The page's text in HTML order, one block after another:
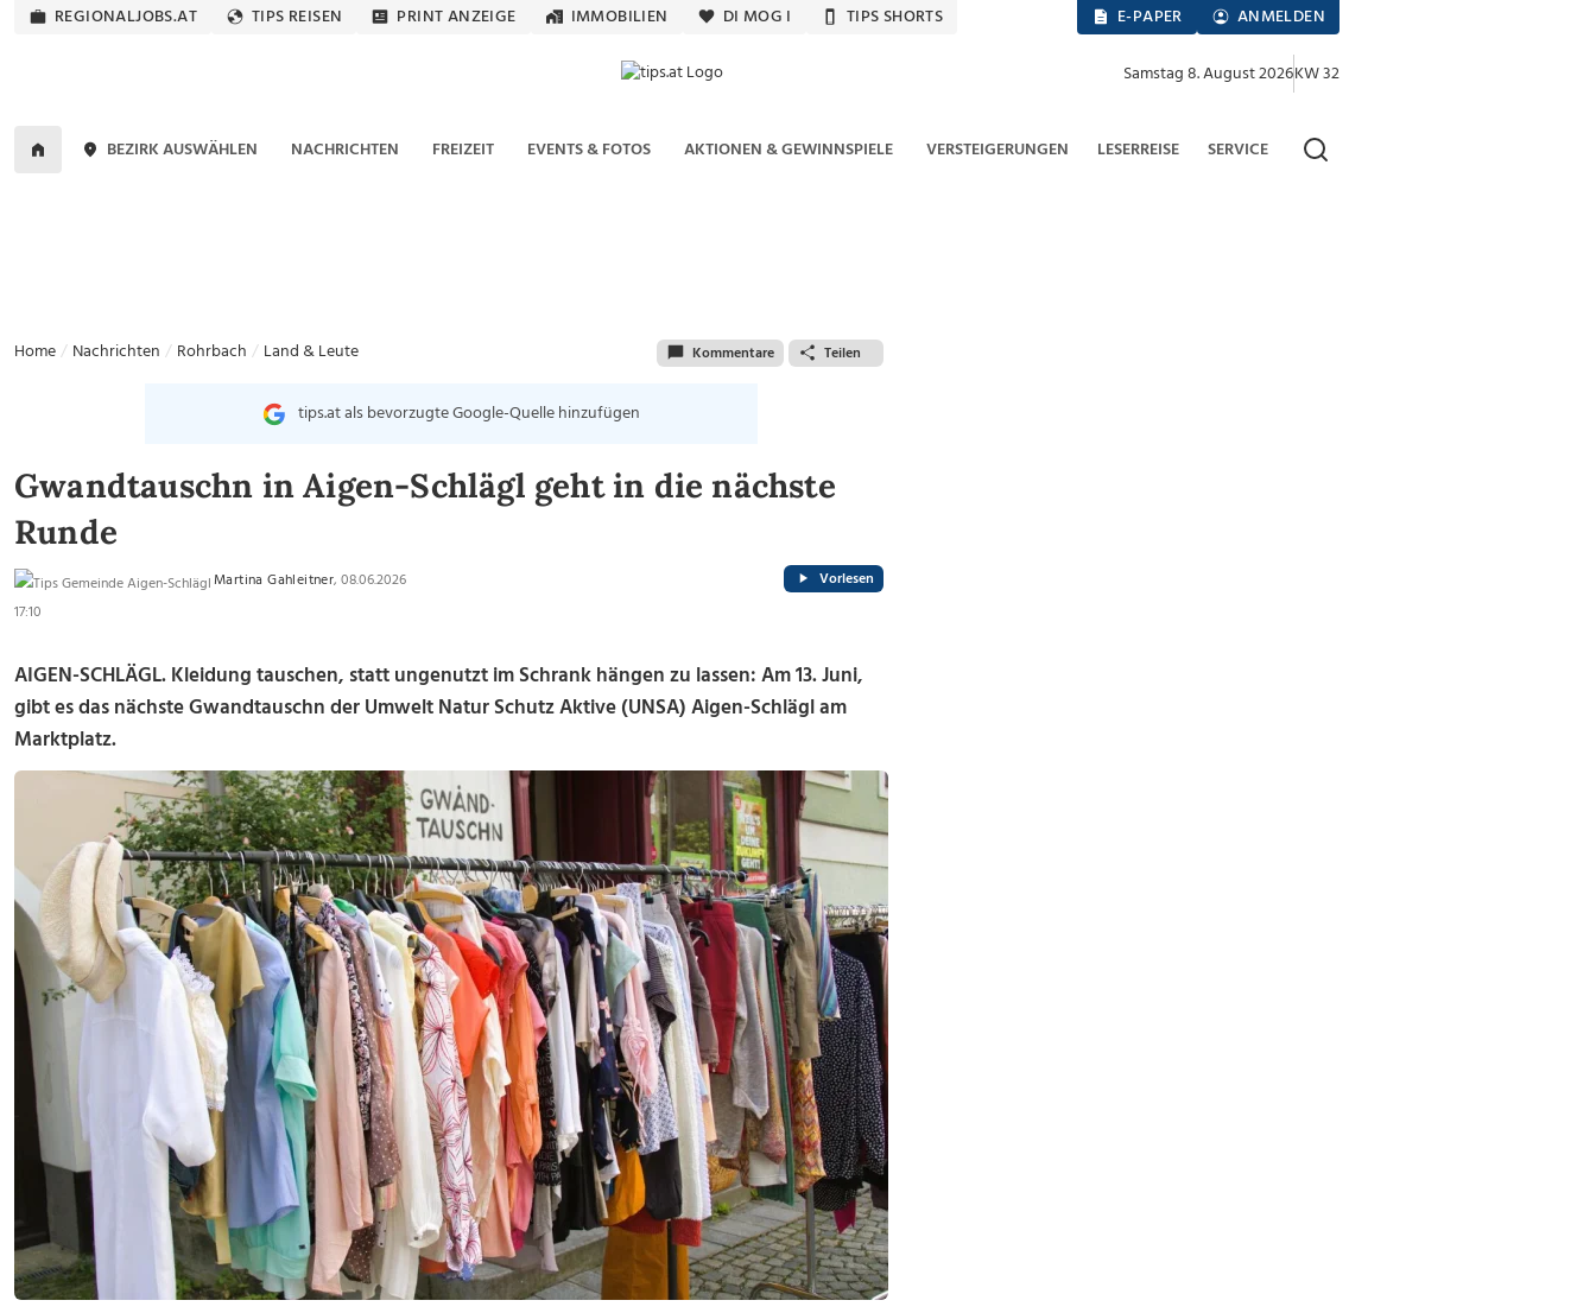
REGIONALJOBS.AT TIPS REISEN PRINT ANZEIGE IMMOBILIEN DI MOG I TIPS SHORTS E-PAPER ANMELDEN
Samstag 8. August 2026KW 32
BEZIRK AUSWÄHLEN NACHRICHTEN FREIZEIT EVENTS & FOTOS AKTIONEN & GEWINNSPIELE VERSTEIGERUNGEN LESERREISE SERVICE
Home Nachrichten Rohrbach Land & Leute Kommentare Teilen
tips.at als bevorzugte Google-Quelle hinzufügen
Gwandtauschn in Aigen-Schlägl geht in die nächste
Runde
Martina Gahleitner, 08.06.2026
17:10
Vorlesen
AIGEN-SCHLÄGL. Kleidung tauschen, statt ungenutzt im Schrank hängen zu lassen: Am 13. Juni,
gibt es das nächste Gwandtauschn der Umwelt Natur Schutz Aktive (UNSA) Aigen-Schlägl am
Marktplatz.